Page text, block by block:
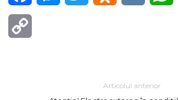
Articolul anterior